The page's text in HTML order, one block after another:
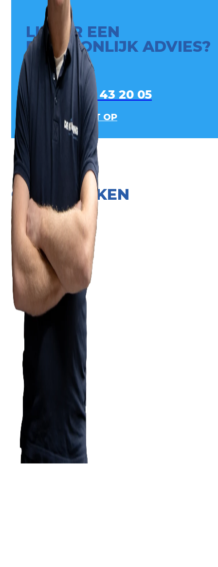
LIEVER EEN
PERSOONLIJK ADVIES?
0413 - 43 20 05
NEEM CONTACT OP
ONZE MERKEN